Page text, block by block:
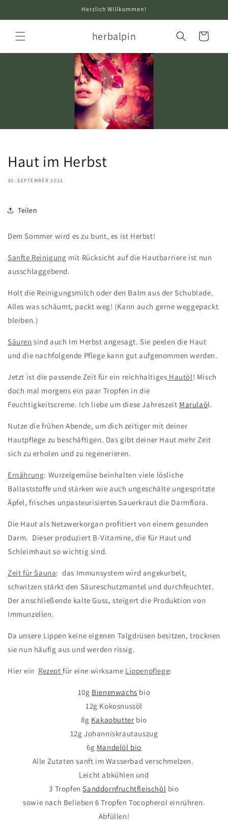
Inhalt
Herzlich Willkommen!
herbalpin Warenkorb
Haut im Herbst
30. SEPTEMBER 2022
Teilen
Dem Sommer wird es zu bunt, es ist Herbst!
Sanfte Reinigung mit Rücksicht auf die Hautbarriere ist nun
ausschlaggebend.
Holt die Reinigungsmilch oder den Balm aus der Schublade.
Alles was schäumt, packt weg! (Kann auch gerne weggepackt
bleiben.)
Säuren sind auch Im Herbst angesagt. Sie peelen die Haut
und die nachfolgende Pflege kann gut aufgenommen werden.
Jetzt ist die passende Zeit für ein reichhaltiges Hautöl! Misch
doch mal morgens ein paar Tropfen in die
Feuchtigkeitscreme. Ich liebe um diese Jahreszeit Marulaöl.
Nutze die frühen Abende, um dich zeitiger mit deiner
Hautpflege zu beschäftigen. Das gibt deiner Haut mehr Zeit
sich zu erholen und zu regenerieren.
Ernährung: Wurzelgemüse beinhalten viele lösliche
Ballaststoffe und stärken wie auch ungeschälte ungespritzte
Äpfel, frisches unpasteurisiertes Sauerkraut die Darmflora.
Die Haut als Netzwerkorgan profitiert von einem gesunden
Darm. Dieser produziert B-Vitamine, die für Haut und
Schleimhaut so wichtig sind.
Zeit für Sauna: das Immunsystem wird angekurbelt,
schwitzen stärkt den Säureschutzmantel und durchfeuchtet.
Der anschließende kalte Guss, steigert die Produktion von
Immunzellen.
Da unsere Lippen keine eigenen Talgdrüsen besitzen, trocknen
sie nun häufig aus und werden rissig.
Hier ein Rezeptfür eine wirksame Lippenpflege:
10g Bienenwachs bio
12g Kokosnussöl
8g Kakaobutter bio
12g Johanniskrautauszug
6g Mandelöl bio
Alle Zutaten sanft im Wasserbad verschmelzen.
Leicht abkühlen und
3 TropfenSanddornfruchtfleischöl bio
sowie nach Belieben 6 Tropfen Tocopherol einrühren.
Abfüllen!